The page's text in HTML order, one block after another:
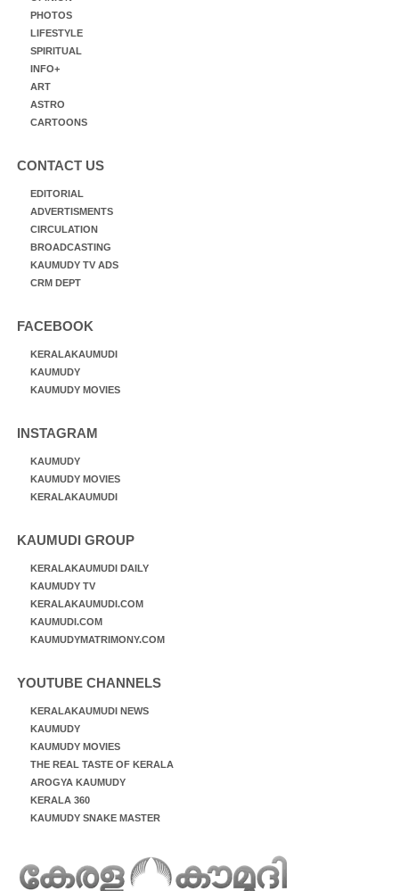
PHOTOS
LIFESTYLE
SPIRITUAL
INFO+
ART
ASTRO
CARTOONS
CONTACT US
EDITORIAL
ADVERTISMENTS
CIRCULATION
BROADCASTING
KAUMUDY TV ADS
CRM DEPT
FACEBOOK
KERALAKAUMUDI
KAUMUDY
KAUMUDY MOVIES
INSTAGRAM
KAUMUDY
KAUMUDY MOVIES
KERALAKAUMUDI
KAUMUDI GROUP
KERALAKAUMUDI DAILY
KAUMUDY TV
KERALAKAUMUDI.COM
KAUMUDI.COM
KAUMUDYMATRIMONY.COM
YOUTUBE CHANNELS
KERALAKAUMUDI NEWS
KAUMUDY
KAUMUDY MOVIES
THE REAL TASTE OF KERALA
AROGYA KAUMUDY
KERALA 360
KAUMUDY SNAKE MASTER